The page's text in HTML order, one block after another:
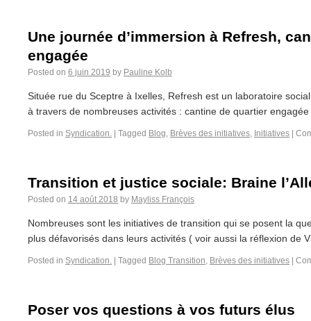
Une journée d’immersion à Refresh,
engagée
Posted on 6 juin 2019 by Pauline Kolb
Située rue du Sceptre à Ixelles, Refresh est un laboratoire
à travers de nombreuses activités : cantine de quartier
Posted in Syndication. Tagged Blog, Brèves des initiatives, Initiatives
Transition et justice sociale: Braine
Posted on 14 août 2018 by Mayliss François
Nombreuses sont les initiatives de transition qui se posent la
plus défavorisés dans leurs activités ( voir aussi la réflexion de
Posted in Syndication. Tagged Blog Transition, Brèves des initiatives
Poser vos questions à vos futurs élus